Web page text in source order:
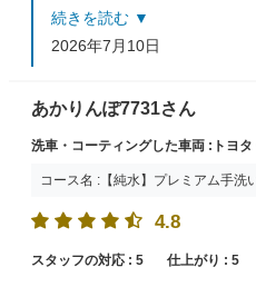
をお掛けして申し訳ございま
でもきれいな仕上がりとな
れているのがとても伝わって
続きを読む ▼
2026年7月10日
あかりんぽ7731さん
洗車・コーティングした車両 :トヨタ
コース名 :【純水】プレミアム手洗
4.8
スタッフの対応 : 5 仕上がり : 5